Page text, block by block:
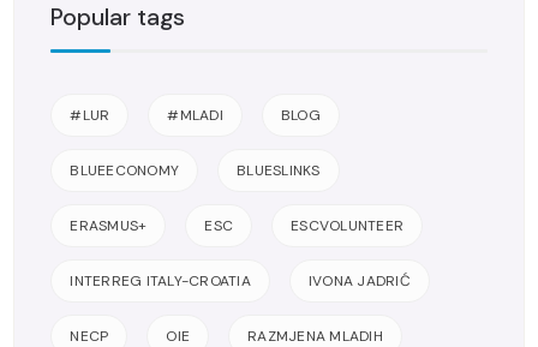
Popular tags
#LUR #MLADI BLOG
BLUEECONOMY BLUESLINKS
ERASMUS+ ESC ESCVOLUNTEER
INTERREG ITALY-CROATIA IVONA JADRIĆ
NECP OIE RAZMJENA MLADIH